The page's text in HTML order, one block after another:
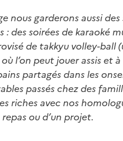
nous garderons aussi
: des soirées de karaoké
de takkyu volley-ball
l’on peut jouer assis et à
partagés dans les
passés chez des
riches avec nos
ou d’un projet.